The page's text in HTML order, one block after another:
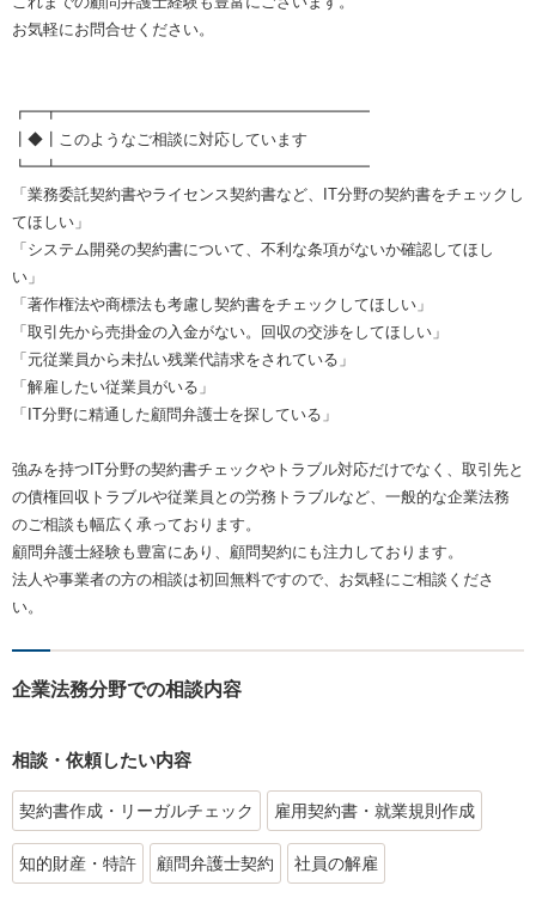
お気軽にお問合せください。
┏━┳━━━━━━━━━━━━━━━━━━━━
┃◆┃このようなご相談に対応しています
┗━┻━━━━━━━━━━━━━━━━━━━━
「業務委託契約書やライセンス契約書など、IT分野の契約書をチェックし
てほしい」
「システム開発の契約書について、不利な条項がないか確認してほし
い」
「著作権法や商標法も考慮し契約書をチェックしてほしい」
「取引先から売掛金の入金がない。回収の交渉をしてほしい」
「元従業員から未払い残業代請求をされている」
「解雇したい従業員がいる」
「IT分野に精通した顧問弁護士を探している」
強みを持つIT分野の契約書チェックやトラブル対応だけでなく、取引先と
の債権回収トラブルや従業員との労務トラブルなど、一般的な企業法務
のご相談も幅広く承っております。
顧問弁護士経験も豊富にあり、顧問契約にも注力しております。
法人や事業者の方の相談は初回無料ですので、お気軽にご相談くださ
い。
企業法務分野での相談内容
相談・依頼したい内容
契約書作成・リーガルチェック 雇用契約書・就業規則作成
知的財産・特許 顧問弁護士契約 社員の解雇